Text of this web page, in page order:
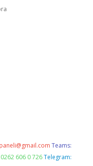
Teams:
606 0 726 Telegram: